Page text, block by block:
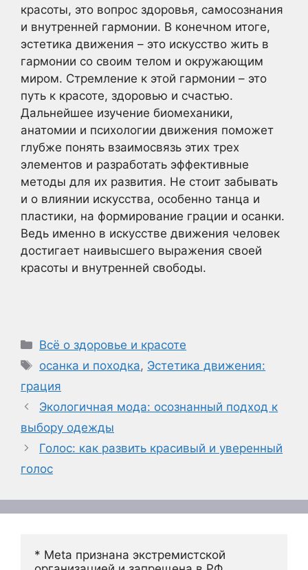
красоты, это вопрос здоровья, самосознания
и внутренней гармонии. В конечном итоге,
эстетика движения – это искусство жить в
гармонии со своим телом и окружающим
миром. Стремление к этой гармонии – это
путь к красоте, здоровью и счастью.
Дальнейшее изучение биомеханики,
анатомии и психологии движения поможет
глубже понять взаимосвязь этих трех
элементов и разработать эффективные
методы для их развития. Не стоит забывать
и о влиянии искусства, особенно танца и
пластики, на формирование грации и осанки.
Ведь именно в искусстве движения человек
достигает наивысшего выражения своей
красоты и внутренней свободы.
Рубрики
Всё о здоровье и красоте
Метки
осанка и походка, Эстетика движения:
грация
Экологичная мода: осознанный подход к
выбору одежды
Голос: как развить красивый и уверенный
голос
* Meta признана экстремистской